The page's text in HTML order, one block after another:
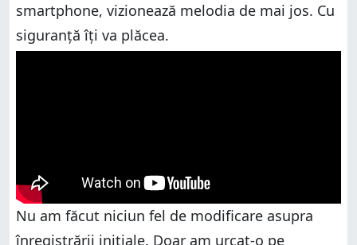
smartphone, vizionează melodia de mai jos. Cu
siguranță îți va plăcea.
Nu am făcut niciun fel de modificare asupra
înregistrării inițiale. Doar am urcat-o pe